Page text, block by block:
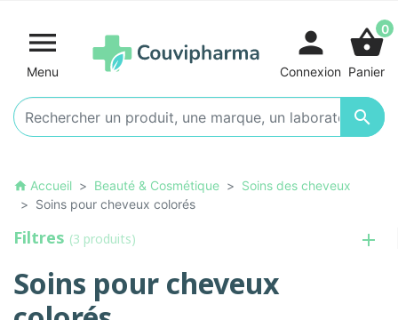

Menu

person
Connexion
shopping_basket0
Panier
home Accueil Beauté & Cosmétique
Soins des cheveux
Soins pour cheveux colorés
Filtres (3 produits)
Soins pour cheveux